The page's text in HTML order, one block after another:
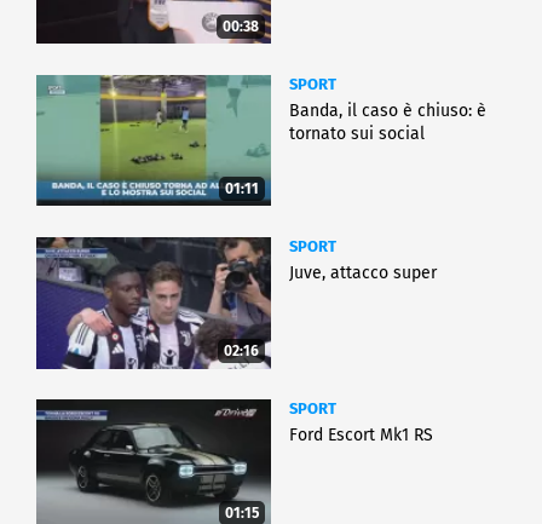
00:38
01:11
SPORT
Banda, il caso è chiuso: è
tornato sui social
02:16
SPORT
Juve, attacco super
01:15
SPORT
Ford Escort Mk1 RS